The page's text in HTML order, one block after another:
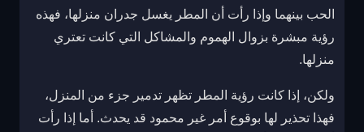
الحب بينهما وإذا رأت أن المطر يغسل جدران منزلها، فهذه
رؤية مبشرة بزوال الهموم والمشاكل التي كانت تعتري
منزلها.
ولكن، إذا كانت رؤية المطر تظهر تدمير جزء من المنزل،
فهذا تحذير لها بوقوع أمر غير محمود قد يحدث. أما إذا رأت